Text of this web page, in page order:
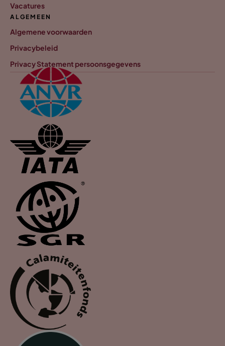
Vacatures
ALGEMEEN
Algemene voorwaarden
Privacybeleid
Privacy Statement persoonsgegevens